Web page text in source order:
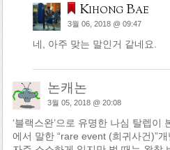
Kihong Bae
3월 06, 2018 @ 09:47
네, 아주 맞는 말인거 같네요.
논캐논
3월 05, 2018 @ 20:08
‘블랙스완’으로 유명한 나심 탈렙이
에서 말한 “rare event (희귀사건)”